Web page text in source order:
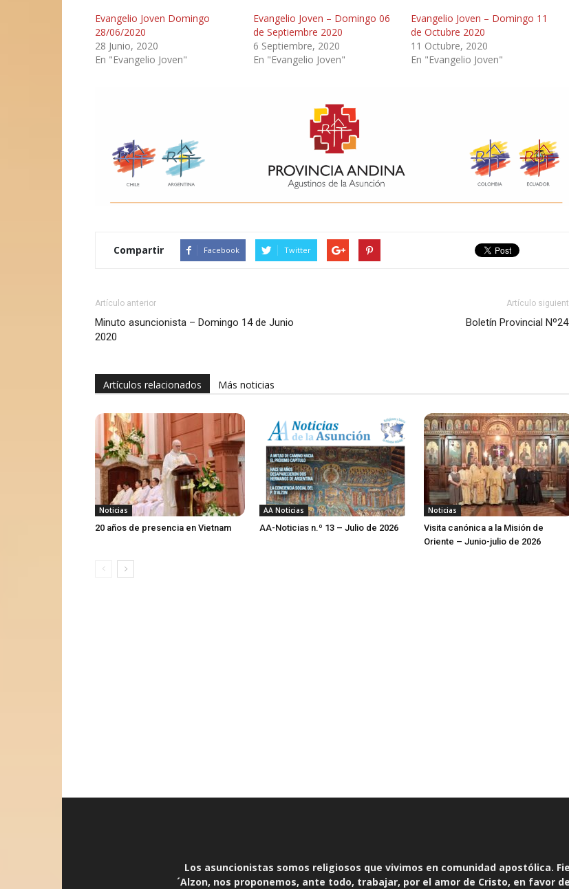
Evangelio Joven Domingo
28/06/2020
28 Junio, 2020
En "Evangelio Joven"
Evangelio Joven – Domingo 06
de Septiembre 2020
6 Septiembre, 2020
En "Evangelio Joven"
Evangelio Joven – Domingo 11
de Octubre 2020
11 Octubre, 2020
En "Evangelio Joven"
Compartir Facebook Twitter
Artículo anterior
Minuto asuncionista – Domingo 14 de Junio
2020
Artículo
Boletín Provincial
Artículos relacionados Más noticias
Noticias
20 años de presencia en Vietnam
AA Noticias
AA-Noticias n.º 13 – Julio de 2026
Noticias
Visita canónica a la Misión de
Oriente – Junio-julio de 2026
Los asuncionistas somos religiosos que vivimos en comunidad apostólica.
´Alzon, nos proponemos, ante todo, trabajar, por el amor de Cristo, en favor